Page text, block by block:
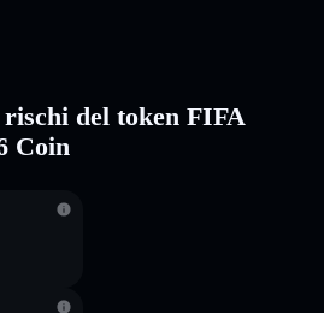
del token FIFA
Coin